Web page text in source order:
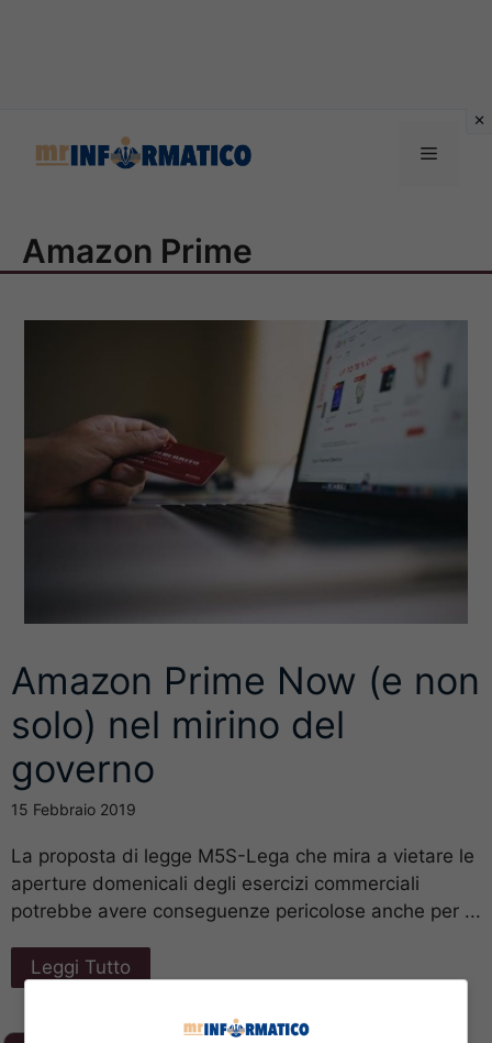
Menu
Amazon Prime
Amazon Prime Now (e non
solo) nel mirino del
governo
15 Febbraio 2019
La proposta di legge M5S-Lega che mira a vietare le
aperture domenicali degli esercizi commerciali
potrebbe avere conseguenze pericolose anche per ...
Leggi Tutto